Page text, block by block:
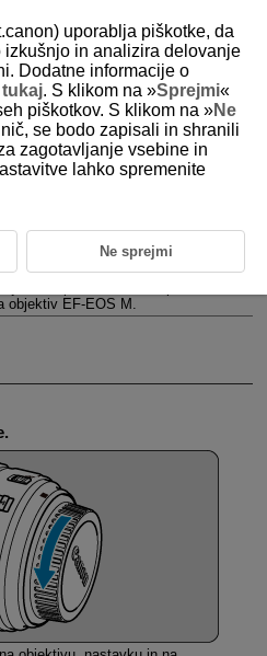
EF/EF-S
objektiv EF-EOS M
uporablja piškotke, da
in analizira delovanje
Dodatne informacije o
tukaj. S klikom na »Sprejmi«
piškotkov. S klikom na »Ne
se bodo zapisali in shranili
zagotavljanje vsebine in
lahko spremenite
Ne sprejmi